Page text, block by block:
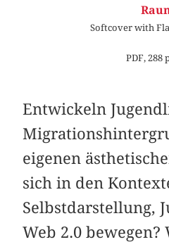
Softcover with
PDF, 288
Entwickeln
eigenen
sich in den
Selbstdarstellung,
Web 2.0 bewegen?